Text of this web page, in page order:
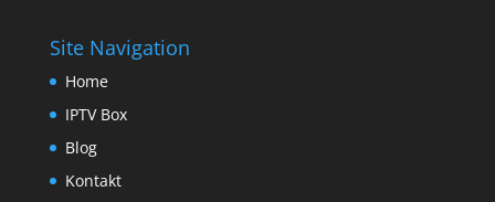
Site Navigation
Home
IPTV Box
Blog
Kontakt